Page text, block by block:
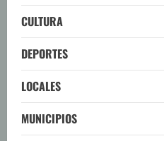
CULTURA
DEPORTES
LOCALES
MUNICIPIOS